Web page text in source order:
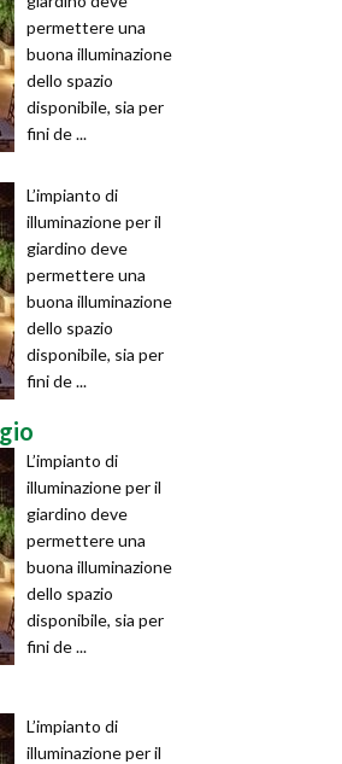
permettere una
buona illuminazione
dello spazio
disponibile, sia per
fini de ...
L’impianto di
illuminazione per il
giardino deve
permettere una
buona illuminazione
dello spazio
disponibile, sia per
fini de ...
L’impianto di
illuminazione per il
giardino deve
permettere una
buona illuminazione
dello spazio
disponibile, sia per
fini de ...
L’impianto di
illuminazione per il